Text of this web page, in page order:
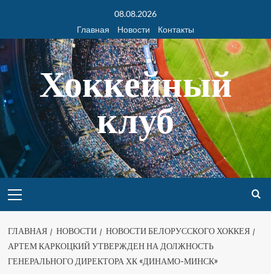
08.08.2026
Главная
Новости Контакты
Хоккейный
клуб
ГЛАВНАЯ НОВОСТИ
НОВОСТИ БЕЛОРУССКОГО ХОККЕЯ
АРТЕМ КАРКОЦКИЙ УТВЕРЖДЕН НА ДОЛЖНОСТЬ
ГЕНЕРАЛЬНОГО ДИРЕКТОРА ХК «ДИНАМО-МИНСК»